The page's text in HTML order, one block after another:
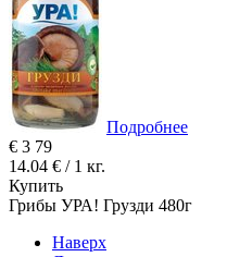
Подробнее
€ 3 79
14.04 € / 1 кг.
Купить
Грибы УРА! Грузди 480г
Наверх